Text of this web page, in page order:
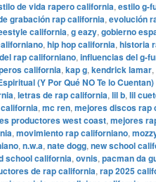
de vida rapero california, estilo g-
grabación rap california, evolución
california, g eazy, gobierno
, hip hop california, historia
rap californiano, influencias del g-
california, kap g, kendrick lamar,
(Y Por Qué NO Te lo
, letras de rap california, lil b, lil
, mc ren, mejores discos rap
productores west coast, mejores
, movimiento rap californiano,
, n.w.a, nate dogg, new school
school california, ovnis, pacman da
de rap california, rap 2025